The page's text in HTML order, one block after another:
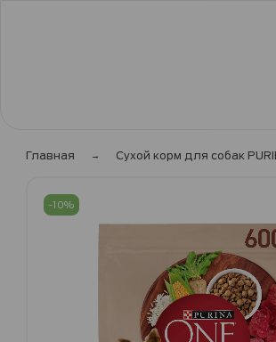
Главная Сухой корм для собак
-10%
перейти